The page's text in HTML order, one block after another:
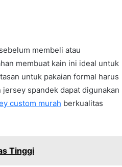
membeli atau
membuat kain ini ideal untuk
untuk pakaian formal harus
spandek dapat digunakan
custom murah berkualitas
Tinggi